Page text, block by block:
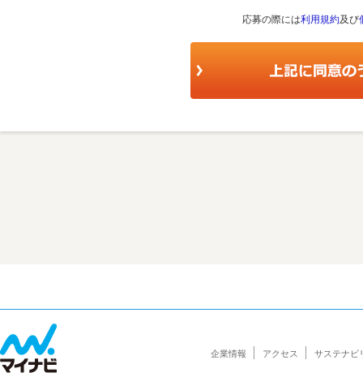
応募の際には利用規約及び
企業情報 アクセス サステナビ